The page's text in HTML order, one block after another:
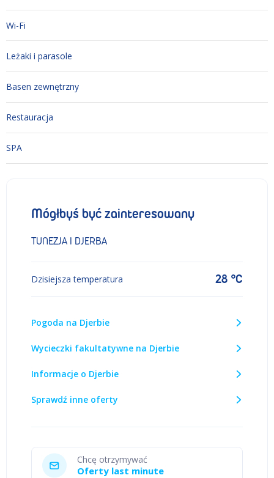
Wi-Fi
Leżaki i parasole
Basen zewnętrzny
Restauracja
SPA
Mógłbyś być zainteresowany
TUNEZJA I DJERBA
Dzisiejsza temperatura 28 °C
Pogoda na Djerbie
Wycieczki fakultatywne na Djerbie
Informacje o Djerbie
Sprawdź inne oferty
Chcę otrzymywać
Oferty last minute